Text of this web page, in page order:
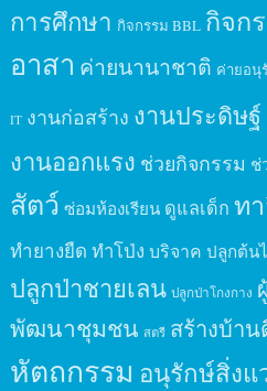
การศึกษา กิจกรรม BBL กิจก
อาสา ค่ายนานาชาติ ค่ายอนุ
IT งานก่อสร้าง งานประดิษฐ์
งานออกแรง ช่วยกิจกรรม ช่
สัตว์ ซ่อมห้องเรียน ดูแลเด็ก ท
ทำยางยืด ทำโป่ง บริจาค ปลูกต้น
ปลูกป่าชายเลน ปลูกป่าโกงกาง
พัฒนาชุมชน สตรี สร้างบ้า
หัตถกรรม อนุรักษ์สิ่งแ